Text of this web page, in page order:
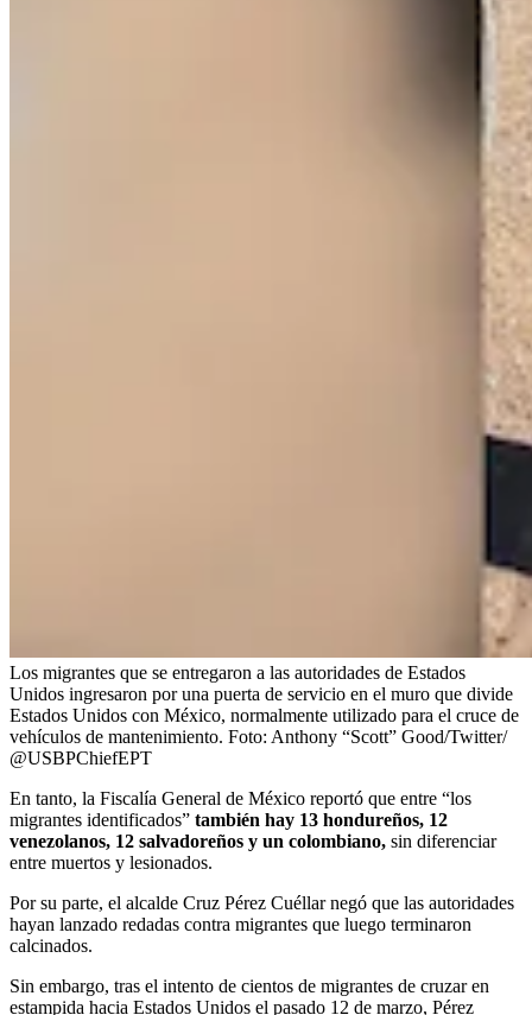
Los migrantes que se entregaron a las autoridades de Estados
Unidos ingresaron por una puerta de servicio en el muro que divide
Estados Unidos con México, normalmente utilizado para el cruce de
vehículos de mantenimiento. Foto: Anthony “Scott” Good/Twitter/
@USBPChiefEPT
En tanto, la Fiscalía General de México reportó que entre “los
migrantes identificados” también hay 13 hondureños, 12
venezolanos, 12 salvadoreños y un colombiano, sin diferenciar
entre muertos y lesionados.
Por su parte, el alcalde Cruz Pérez Cuéllar negó que las autoridades
hayan lanzado redadas contra migrantes que luego terminaron
calcinados.
Sin embargo, tras el intento de cientos de migrantes de cruzar en
estampida hacia Estados Unidos el pasado 12 de marzo, Pérez